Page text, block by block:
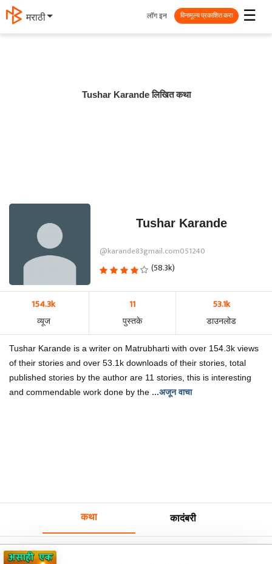
मराठी ☰
लॉग इन विनामूल्य प्रकाशित करा
Tushar Karande लिखित कथा
Tushar Karande
@karande83gmail.com051240
(58.3k)
154.3k
व्यूज
11
पुस्तके
53.1k
डाउनलोड
Tushar Karande is a writer on Matrubharti with over 154.3k views
of their stories and over 53.1k downloads of their stories, total
published stories by the author are 11 stories, this is interesting
and commendable work done by the ...अजून वाचा
कथा कादंबरी